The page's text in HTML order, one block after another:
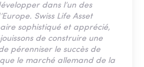
dans l’un des
Swiss Life Asset
sophistiqué et apprécié,
de construire une
pérenniser le succès de
le marché allemand de la